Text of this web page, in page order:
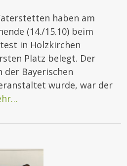
haben am
(14./15.10) beim
in Holzkirchen
Platz belegt. Der
Bayerischen
wurde, war der